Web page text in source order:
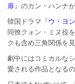
扉』のカン・ハンナ
韓国ドラマ『ウ・ヨ
同僚クォン・ミヌ役
クも含め三角関係を
劇中にはコミカルな
愛される作品となる